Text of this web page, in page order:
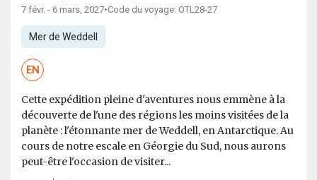
7 févr. - 6 mars, 2027•Code du voyage: OTL28-27
Mer de Weddell
EN
Cette expédition pleine d'aventures nous emmène à la
découverte de l'une des régions les moins visitées de la
planète : l'étonnante mer de Weddell, en Antarctique. Au
cours de notre escale en Géorgie du Sud, nous aurons
peut-être l'occasion de visiter...